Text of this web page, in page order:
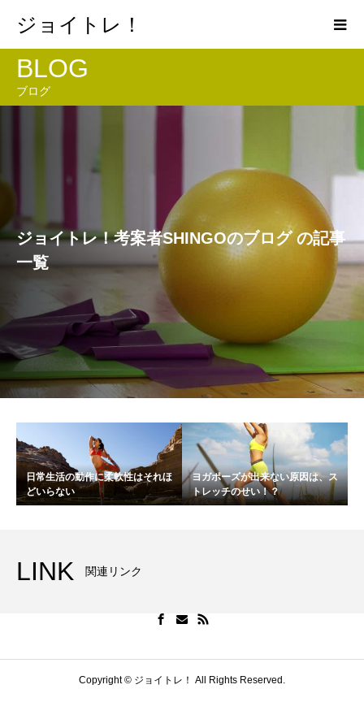
ジョイトレ！
BLOG
ブログ
ジョイトレ！考案者SHINGOのブログ の記事
一覧
日常生活の動作に柔軟性はそれほ
どいらない
ヨガポーズが出来ない原因は、ス
トレッチのせい！？
LINK 関連リンク
Copyright © ジョイトレ！ All Rights Reserved.